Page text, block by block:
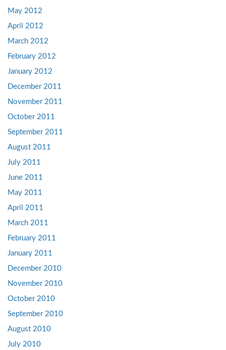
May 2012
April 2012
March 2012
February 2012
January 2012
December 2011
November 2011
October 2011
September 2011
August 2011
July 2011
June 2011
May 2011
April 2011
March 2011
February 2011
January 2011
December 2010
November 2010
October 2010
September 2010
August 2010
July 2010